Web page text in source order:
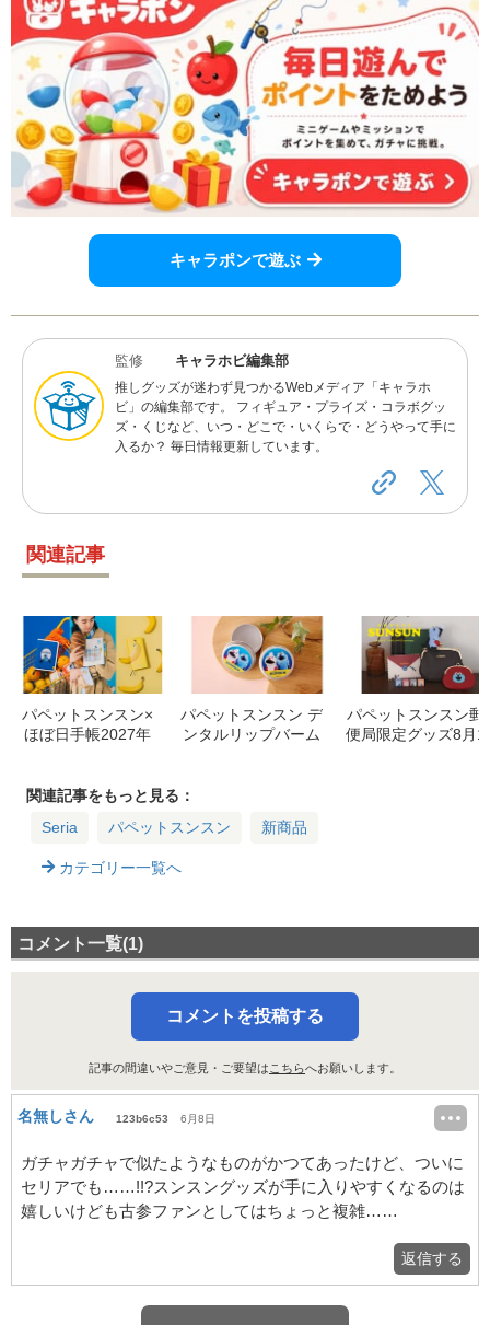
キャラポンで遊ぶ
監修 キャラホビ編集部
推しグッズが迷わず見つかるWebメディア「キャラホ
ビ」の編集部です。 フィギュア・プライズ・コラボグッ
ズ・くじなど、いつ・どこで・いくらで・どうやって手に
入るか？ 毎日情報更新しています。
関連記事
パペットスンスン×
ほぼ日手帳2027年
ップ
パペットスンスン デ
ンタルリップバーム
パペットスンスン郵
便局限定グッズ8月1
関連記事をもっと見る：
Seria
パペットスンスン 新商品
カテゴリー一覧へ
コメント一覧(1)
コメントを投稿する
記事の間違いやご意見・ご要望は こちらへお願いします。
名無しさん 123b6c53 6月8日
ガチャガチャで似たようなものがかつてあったけど、ついに
セリアでも……!!?スンスングッズが手に入りやすくなるのは
嬉しいけども古参ファンとしてはちょっと複雑……
返信する